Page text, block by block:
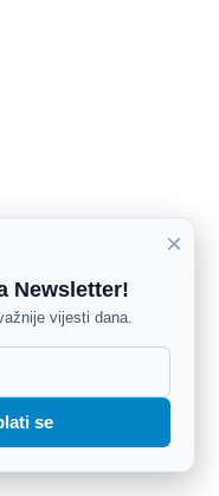
×
Newsletter!
vijesti dana.
se